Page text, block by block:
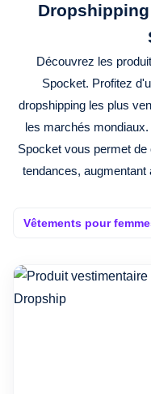
Découvrez les
Spocket. Profitez
dropshipping les plus
les marchés
Spocket vous permet
tendances, augmentant
Vêtements pour